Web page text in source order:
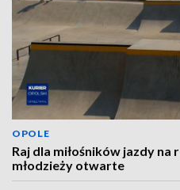
OPOLE
Raj dla miłośników jazdy
młodzieży otwarte